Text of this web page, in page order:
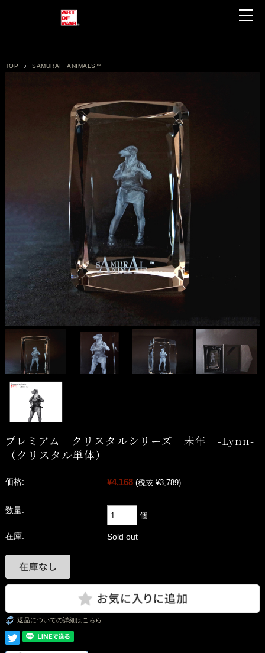
TOP SAMURAI ANIMALS™
プレミアム クリスタルシリーズ 未年 -Lynn-
（クリスタル単体）
価格: ¥4,168 (税抜 ¥3,789)
数量:
個
在庫: Sold out
返品についての詳細はこちら